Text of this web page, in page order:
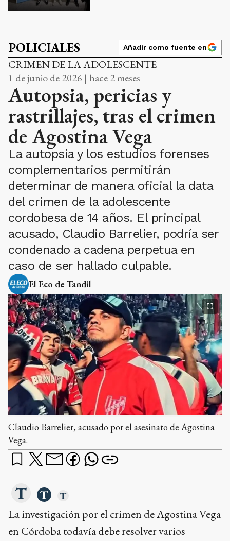
POLICIALES Añadir como fuente en
CRIMEN DE LA ADOLESCENTE
1 de junio de 2026 | hace 2 meses
Autopsia, pericias y
rastrillajes, tras el crimen
de Agostina Vega
La autopsia y los estudios forenses
complementarios permitirán
determinar de manera oficial la data
del crimen de la adolescente
cordobesa de 14 años. El principal
acusado, Claudio Barrelier, podría ser
condenado a cadena perpetua en
caso de ser hallado culpable.
El Eco de Tandil
Claudio Barrelier, acusado por el asesinato de Agostina
Vega.
La investigación por el crimen de Agostina Vega
en Córdoba todavía debe resolver varios